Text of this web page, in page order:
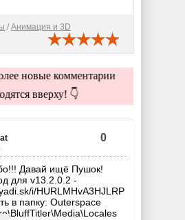
/ Анимация и 3D
новые комментарии
вверху! 👇
0
Давай ищё Пушок!
для v13.2.0.2 -
i/HURLMHvA3HJLRP
в папку: Outerspace